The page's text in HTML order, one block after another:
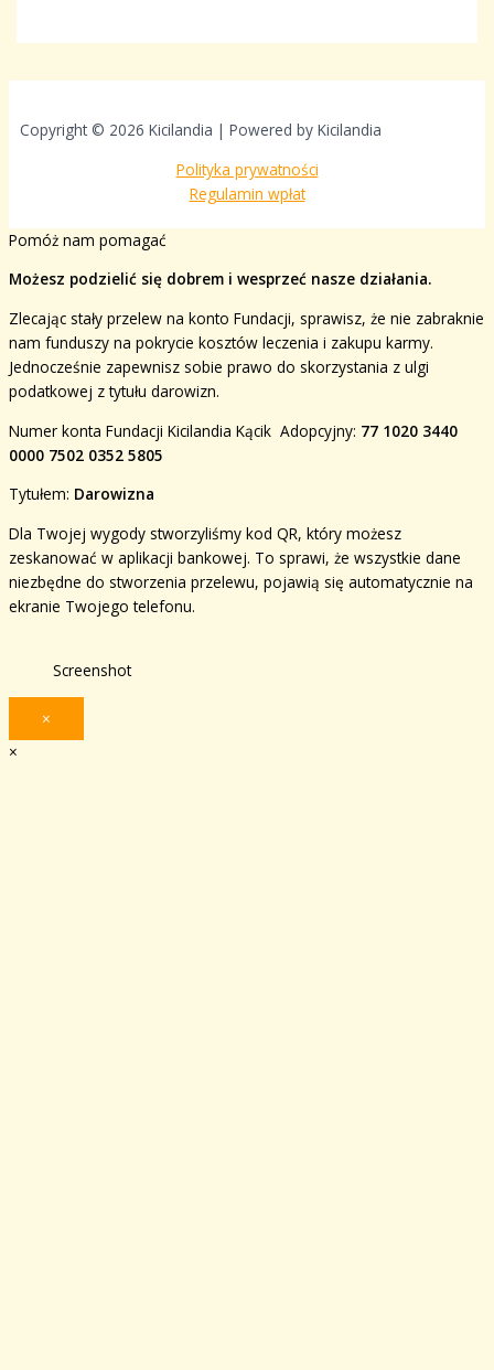
Copyright © 2026 Kicilandia | Powered by Kicilandia
Polityka prywatności
Regulamin wpłat
Pomóż nam pomagać
Możesz podzielić się dobrem i wesprzeć nasze działania.
Zlecając stały przelew na konto Fundacji, sprawisz, że nie zabraknie
nam funduszy na pokrycie kosztów leczenia i zakupu karmy.
Jednocześnie zapewnisz sobie prawo do skorzystania z ulgi
podatkowej z tytułu darowizn.
Numer konta Fundacji Kicilandia Kącik Adopcyjny: 77 1020 3440
0000 7502 0352 5805
Tytułem: Darowizna
Dla Twojej wygody stworzyliśmy kod QR, który możesz
zeskanować w aplikacji bankowej. To sprawi, że wszystkie dane
niezbędne do stworzenia przelewu, pojawią się automatycznie na
ekranie Twojego telefonu.
Screenshot
×
×